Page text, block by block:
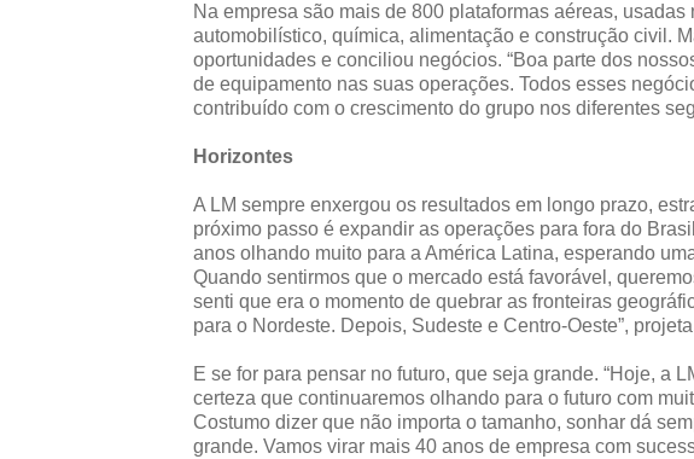
Na empresa são mais de 800 plataformas aéreas,
automobilístico, química, alimentação e construção civil.
oportunidades e conciliou negócios. “Boa parte dos
de equipamento nas suas operações. Todos esses
contribuído com o crescimento do grupo nos diferentes
Horizontes
A LM sempre enxergou os resultados em longo prazo,
próximo passo é expandir as operações para fora do
anos olhando muito para a América Latina, esperando
Quando sentirmos que o mercado está favorável,
senti que era o momento de quebrar as fronteiras
para o Nordeste. Depois, Sudeste e Centro-Oeste”,
E se for para pensar no futuro, que seja grande. “Hoje, a
certeza que continuaremos olhando para o futuro com
Costumo dizer que não importa o tamanho, sonhar dá
grande. Vamos virar mais 40 anos de empresa com